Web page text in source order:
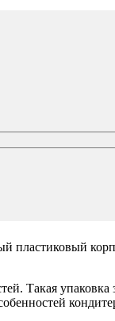
пластиковый
Такая